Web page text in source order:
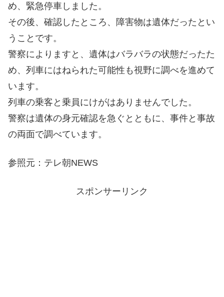
め、緊急停車しました。
その後、確認したところ、障害物は遺体だったとい
うことです。
警察によりますと、遺体はバラバラの状態だったた
め、列車にはねられた可能性も視野に調べを進めて
います。
列車の乗客と乗員にけがはありませんでした。
警察は遺体の身元確認を急ぐとともに、事件と事故
の両面で調べています。
参照元：テレ朝NEWS
スポンサーリンク